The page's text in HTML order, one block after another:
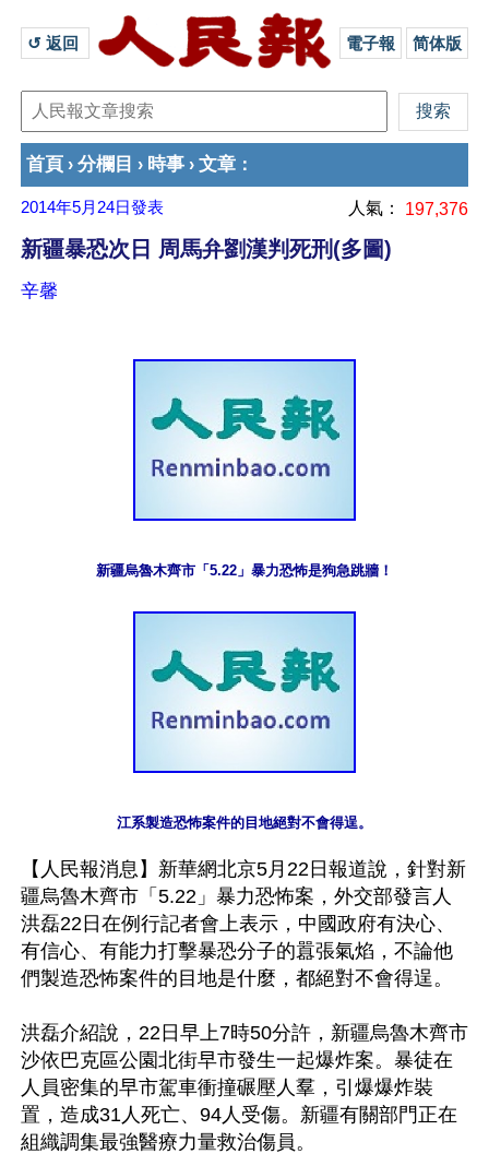
↺ 返回 電子報 简体版
首頁 › 分欄目 › 時事 › 文章 ：
2014年5月24日發表 人氣： 197,376
新疆暴恐次日 周馬弁劉漢判死刑(多圖)
辛馨
新疆烏魯木齊市「5.22」暴力恐怖是狗急跳牆！
江系製造恐怖案件的目地絕對不會得逞。
【人民報消息】新華網北京5月22日報道說，針對新
疆烏魯木齊市「5.22」暴力恐怖案，外交部發言人
洪磊22日在例行記者會上表示，中國政府有決心、
有信心、有能力打擊暴恐分子的囂張氣焰，不論他
們製造恐怖案件的目地是什麼，都絕對不會得逞。
洪磊介紹說，22日早上7時50分許，新疆烏魯木齊市
沙依巴克區公園北街早市發生一起爆炸案。暴徒在
人員密集的早市駕車衝撞碾壓人羣，引爆爆炸裝
置，造成31人死亡、94人受傷。新疆有關部門正在
組織調集最強醫療力量救治傷員。